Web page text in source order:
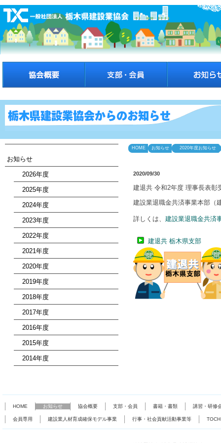
お知らせ
2026年度
2025年度
2024年度
2023年度
2022年度
2021年度
2020年度
2019年度
2018年度
2017年度
2016年度
2015年度
2014年度
HOME お知らせ 2020年度お知らせ
2020/09/30
建退共 令和2年度 理事長表彰
建設業退職金共済事業本部（
詳しくは、 建設業退職金共済
建退共 栃木県支部
HOME お知らせ 協会概要 支部・会員 書籍・書類 講習・研修
会員専用 建設業人材育成確保モデル事業 行事・社会貢献活動事業等